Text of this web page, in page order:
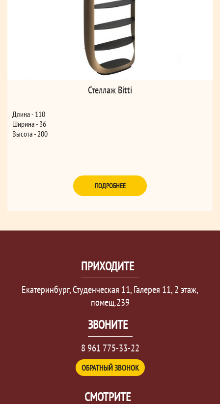
Стеллаж Bitti
Длина - 110
Ширина - 36
Высота - 200
ПОДРОБНЕЕ
ПРИХОДИТЕ
Екатеринбург, Студенческая 11, Галерея 11, 2 этаж,
помещ.239
ЗВОНИТЕ
8 961 775-33-22
ОБРАТНЫЙ ЗВОНОК
СМОТРИТЕ